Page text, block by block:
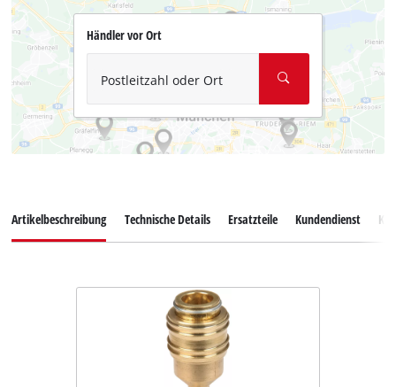
Händler vor Ort
Postleitzahl oder Ort
Artikelbeschreibung Technische Details Ersatzteile Kundendienst